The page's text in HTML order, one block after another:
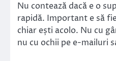
Nu contează dacă e o
rapidă. Important e să
chiar ești acolo. Nu cu
nu cu ochii pe e-mailuri